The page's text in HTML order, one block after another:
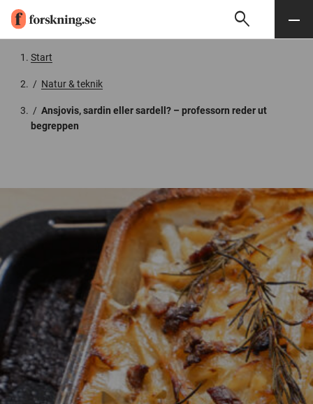
Söksearch Meny
Start
/ Natur & teknik
/ Ansjovis, sardin eller sardell? – professorn reder ut
begreppen